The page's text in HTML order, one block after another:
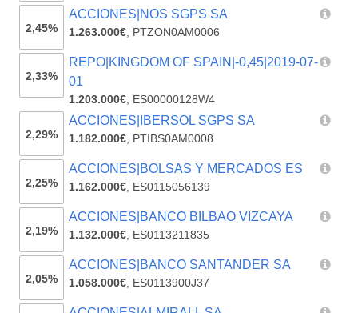
2,45%
ACCIONES|NOS SGPS SA
1.263.000€, PTZON0AM0006
2,33%
REPO|KINGDOM OF SPAIN|-0,45|2019-07-
01
1.203.000€, ES00000128W4
2,29%
ACCIONES|IBERSOL SGPS SA
1.182.000€, PTIBS0AM0008
2,25%
ACCIONES|BOLSAS Y MERCADOS ES
1.162.000€, ES0115056139
2,19%
ACCIONES|BANCO BILBAO VIZCAYA
1.132.000€, ES0113211835
2,05%
ACCIONES|BANCO SANTANDER SA
1.058.000€, ES0113900J37